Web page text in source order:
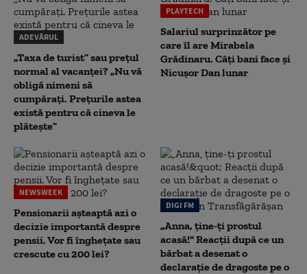
ADEVĂRUL
„Taxa de turist” sau prețul
normal al vacanței? „Nu vă
obligă nimeni să
cumpărați. Prețurile astea
există pentru că cineva le
plătește”
PLAYTECH
Salariul surprinzător pe
care îl are Mirabela
Grădinaru. Câţi bani face şi
Nicuşor Dan lunar
NEWSWEEK
Pensionarii așteaptă azi o
decizie importantă despre
pensii. Vor fi înghețate sau
crescute cu 200 lei?
DIGI FM
„Anna, ţine-ţi prostul
acasă!" Reacţii după ce un
bărbat a desenat o
declaraţie de dragoste pe o